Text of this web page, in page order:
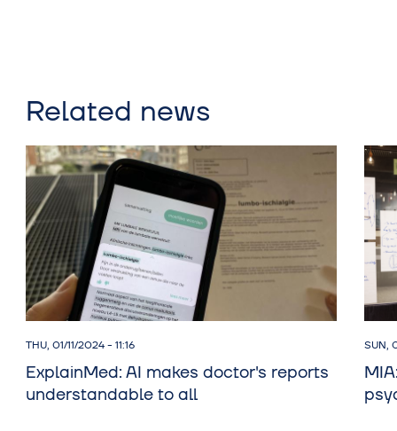
Related news
THU, 01/11/2024 - 11:16
ExplainMed: AI makes doctor's reports
understandable to all
SUN,